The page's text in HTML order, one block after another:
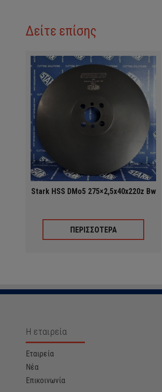
Δείτε επίσης
Stark HSS DMo5 275×2,5x40x220z Bw
ΠΕΡΙΣΣΟΤΕΡΑ
Η εταιρεία
Εταιρεία
Νέα
Επικοινωνία